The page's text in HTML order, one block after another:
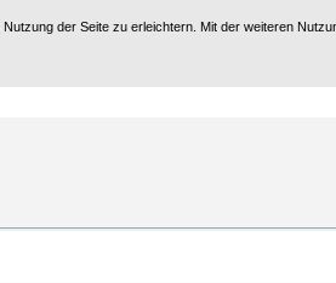
der Seite zu erleichtern. Mit der weiteren